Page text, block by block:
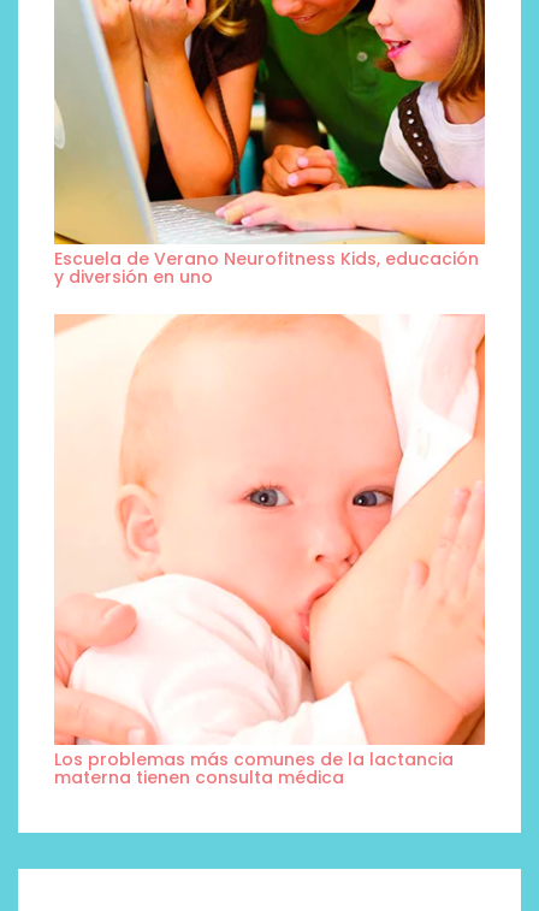
Escuela de Verano Neurofitness Kids, educación
y diversión en uno
Los problemas más comunes de la lactancia
materna tienen consulta médica